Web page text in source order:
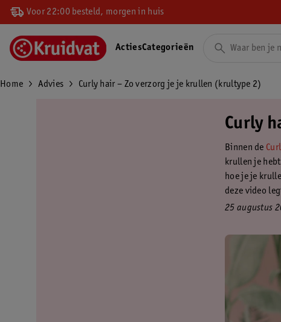
Voor 22:00 besteld, morgen in huis
ActiesCategorieën
Home Advies Curly hair – Zo verzorg je je krullen (krultype 2)
Curly
Binnen de
krullen je
hoe je je
deze video
25 augustus